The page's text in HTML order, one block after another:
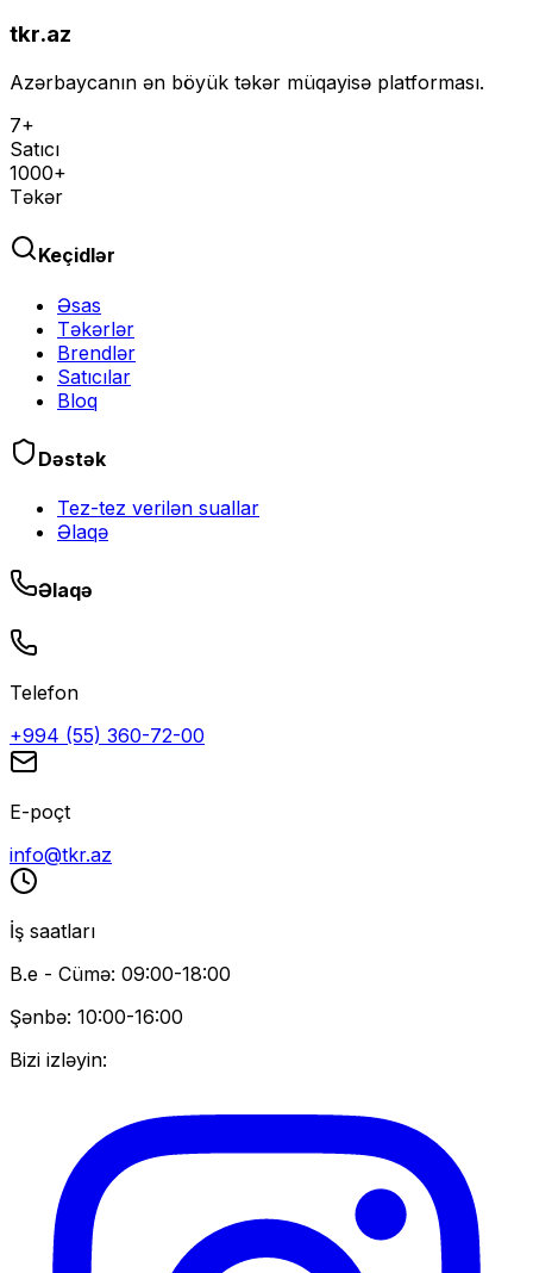
tkr.az
Azərbaycanın ən böyük təkər müqayisə platforması.
7+
Satıcı
1000+
Təkər
Keçidlər
Əsas
Təkərlər
Brendlər
Satıcılar
Bloq
Dəstək
Tez-tez verilən suallar
Əlaqə
Əlaqə
Telefon
+994 (55) 360-72-00
E-poçt
info@tkr.az
İş saatları
B.e - Cümə: 09:00-18:00
Şənbə: 10:00-16:00
Bizi izləyin: